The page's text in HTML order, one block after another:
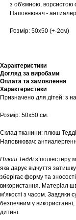
з об'ємною, ворсистою
Наповнювач -
Розмір: 50х50 (+-2см)
Характеристики
Догляд за виробами
Оплата та замовлення
Характеристики
Призначено для дітей: з
Розмір: 50х50 см.
Склад тканини: плюш
Наповнювач:
Плюш Тедді з поліестеру
яка дарує відчуття
зберігає форму та
використання. Матеріал
м’якості з часом. Завдяки
безпечним у
дитині.